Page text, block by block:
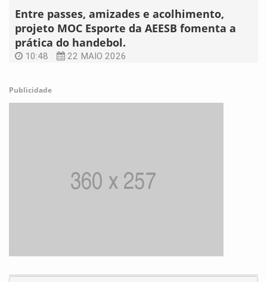
Entre passes, amizades e acolhimento,
projeto MOC Esporte da AEESB fomenta a
prática do handebol.
10:48 22 MAIO 2026
Publicidade